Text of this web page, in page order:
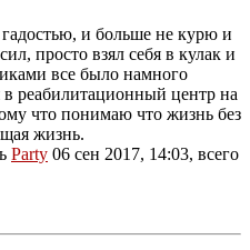
гадостью, и больше не курю и
просто взял себя в кулак и
все было намного
реабилитационный центр на
что понимаю что жизнь без
жизнь.
Party 06 сен 2017, 14:03, всего